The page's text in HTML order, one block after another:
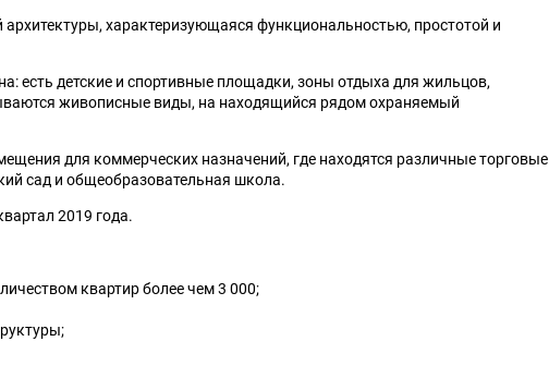
характеризующаяся функциональностью, простотой и
есть детские и спортивные площадки, зоны отдыха для жильцов,
живописные виды, на находящийся рядом охраняемый
для коммерческих назначений, где находятся различные торговые
сад и общеобразовательная школа.
2019 года.
квартир более чем 3 000;